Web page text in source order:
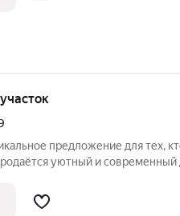
предложение для тех,
уютный и современный
Общая площадь дома